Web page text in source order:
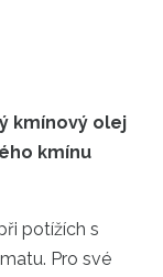
kmínový olej
kmínu
potížích s
Pro své